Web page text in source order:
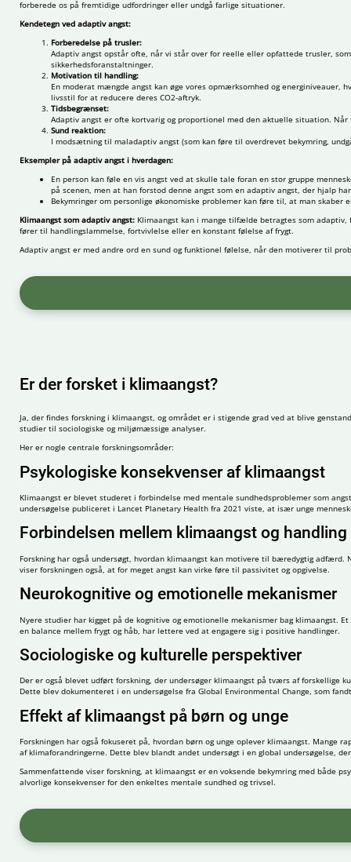
forberede os på fremtidige udfordringer eller undgå farlige situationer.
Kendetegn ved adaptiv angst:
Forberedelse på trusler:
Adaptiv angst opstår ofte, når vi står over for reelle eller opfattede trusler,
sikkerhedsforanstaltninger.
Motivation til handling:
En moderat mængde angst kan øge vores opmærksomhed og
livsstil for at reducere deres CO2-aftryk.
Tidsbegrænset:
Adaptiv angst er ofte kortvarig og proportionel med den aktuelle situation.
Sund reaktion:
I modsætning til maladaptiv angst (som kan føre til overdrevet bekymring,
Eksempler på adaptiv angst i hverdagen:
En person kan føle en vis angst ved at skulle tale foran en stor gruppe
på scenen, men at han forstod denne angst som en adaptiv angst, der hjalp
Bekymringer om personlige økonomiske problemer kan føre til, at man
Klimaangst som adaptiv angst:Klimaangst kan i mange tilfælde betragtes som
fører til handlingslammelse, fortvivlelse eller en konstant følelse af frygt.
Adaptiv angst er med andre ord en sund og funktionel følelse, når den motiverer til
Er der forsket i klimaangst?
Ja, der findes forskning i klimaangst, og området er i stigende grad ved at blive
studier til sociologiske og miljømæssige analyser.
Her er nogle centrale forskningsområder:
Psykologiske konsekvenser af klimaangst
Klimaangst er blevet studeret i forbindelse med mentale sundhedsproblemer som
undersøgelse publiceret i Lancet Planetary Health fra 2021 viste, at især unge
Forbindelsen mellem klimaangst og handling
Forskning har også undersøgt, hvordan klimaangst kan motivere til bæredygtig
viser forskningen også, at for meget angst kan virke føre til passivitet og opgivelse.
Neurokognitive og emotionelle mekanismer
Nyere studier har kigget på de kognitive og emotionelle mekanismer bag klimaangst.
en balance mellem frygt og håb, har lettere ved at engagere sig i positive handlinger.
Sociologiske og kulturelle perspektiver
Der er også blevet udført forskning, der undersøger klimaangst på tværs af forskellige
Dette blev dokumenteret i en undersøgelse fra Global Environmental Change, som
Effekt af klimaangst på børn og unge
Forskningen har også fokuseret på, hvordan børn og unge oplever klimaangst.
af klimaforandringerne. Dette blev blandt andet undersøgt i en global undersøgelse,
Sammenfattende viser forskning, at klimaangst er en voksende bekymring med både
alvorlige konsekvenser for den enkeltes mentale sundhed og trivsel.